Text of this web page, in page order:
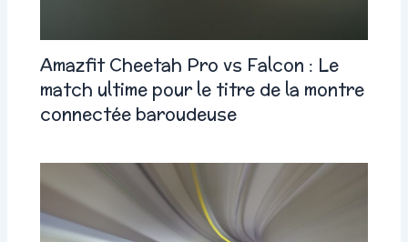
Amazfit Cheetah Pro vs Falcon : Le
match ultime pour le titre de la montre
connectée baroudeuse